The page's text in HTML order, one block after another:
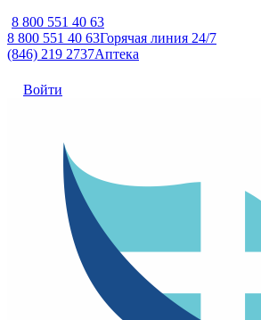
8 800 551 40 63
8 800 551 40 63Горячая линия 24/7
(846) 219 2737Аптека
Войти